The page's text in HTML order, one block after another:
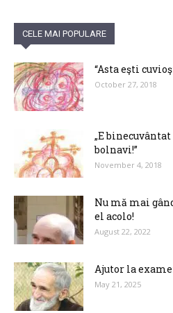
CELE MAI POPULARE
“Asta eşti
October 27, 2018
„E binecuvântat
bolnavi!”
November 4, 2018
Nu mă mai
el acolo!
August 22, 2022
Ajutor la
May 21, 2025